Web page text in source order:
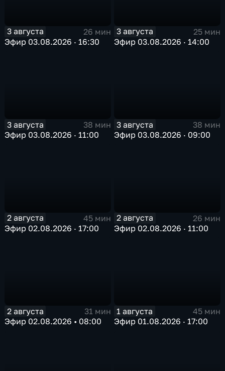
3 августа
26 мин
Эфир 03.08.2026 · 16:30
3 августа
25 мин
Эфир 03.08.2026 · 14:00
3 августа
38 мин
Эфир 03.08.2026 · 11:00
3 августа
38 мин
Эфир 03.08.2026 · 09:00
2 августа
45 мин
Эфир 02.08.2026 · 17:00
2 августа
26 мин
Эфир 02.08.2026 · 11:00
2 августа
31 мин
Эфир 02.08.2026 • 08:00
1 августа
45 мин
Эфир 01.08.2026 · 17:00